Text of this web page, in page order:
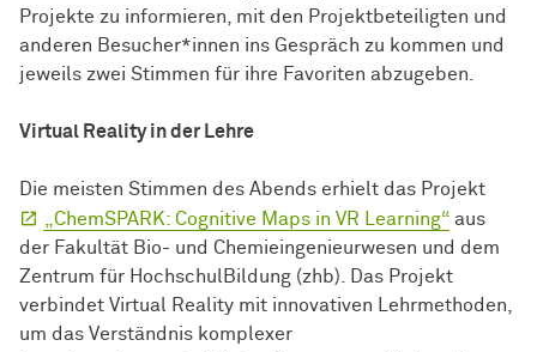
Projekte zu informieren, mit den Projektbeteiligten und
anderen Besucher*innen ins Gespräch zu kommen und
jeweils zwei Stimmen für ihre Favoriten abzugeben.
Virtual Reality in der Lehre
Die meisten Stimmen des Abends erhielt das Projekt
„ChemSPARK: Cognitive Maps in VR Learning“ aus
der Fakultät Bio- und Chemieingenieurwesen und dem
Zentrum für HochschulBildung (zhb). Das Projekt
verbindet Virtual Reality mit innovativen Lehrmethoden,
um das Verständnis komplexer